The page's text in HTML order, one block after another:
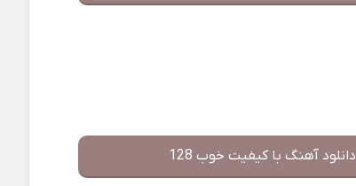
دانلود آهنگ با کیفیت خوب 128